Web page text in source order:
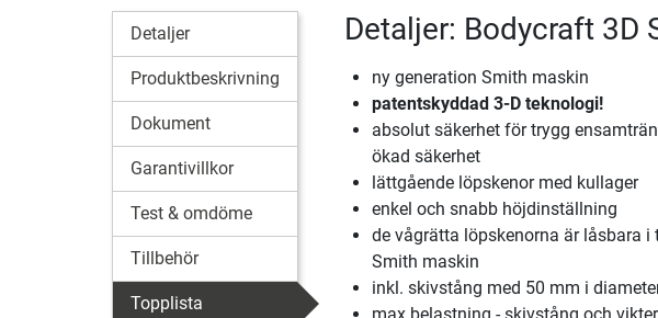
Detaljer
Produktbeskrivning
Dokument
Garantivillkor
Test & omdöme
Tillbehör
Topplista
Detaljer: Bodycraft 3D
ny generation Smith maskin
patentskyddad 3-D teknologi!
absolut säkerhet för trygg
ökad säkerhet
lättgående löpskenor med kullager
enkel och snabb höjdinställning
de vågrätta löpskenorna är låsbara
Smith maskin
inkl. skivstång med 50 mm i